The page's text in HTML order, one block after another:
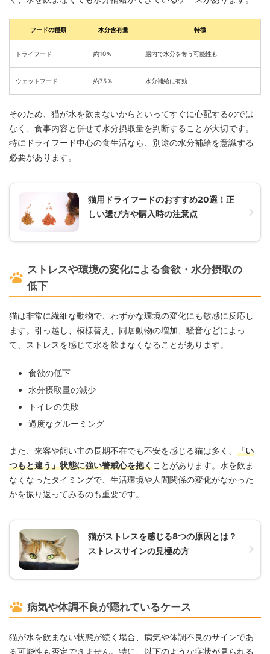
フードの種類 水分含有量 特徴
ドライフード 約10％ 腸内で水分を奪う可能性も
ウェットフード 約75％ 水分補給に有効
そのため、猫が水を飲まないからといってすぐに心配するのでは
なく、食事内容と併せて水分摂取量を判断することが大切です。
特にドライフード中心の食生活なら、別途の水分補給を意識する
必要があります。
猫用ドライフードのおすすめ20選！正
しい選び方や購入時の注意点
ストレスや環境の変化による食欲・水分摂取の
低下
猫は非常に繊細な動物で、わずかな環境の変化にも敏感に反応し
ます。引っ越し、模様替え、同居動物の増加、騒音などによっ
て、ストレスを感じて水を飲まなくなることがあります。
食欲の低下
水分摂取量の減少
トイレの失敗
過度なグルーミング
また、来客や飼い主の長期不在でも不安を感じる猫は多く、 「い
つもと違う」状態に強い警戒心を抱くことがあります。水を飲ま
なくなったタイミングで、生活環境や人間関係の変化がなかった
かを振り返ってみるのも重要です。
猫がストレスを感じる8つの原因とは？
ストレスサインの見極め方
病気や体調不良が隠れているケース
猫が水を飲まない状態が続く場合、病気や体調不良のサインであ
る可能性も否定できません。特に、以下のような症状が見られる